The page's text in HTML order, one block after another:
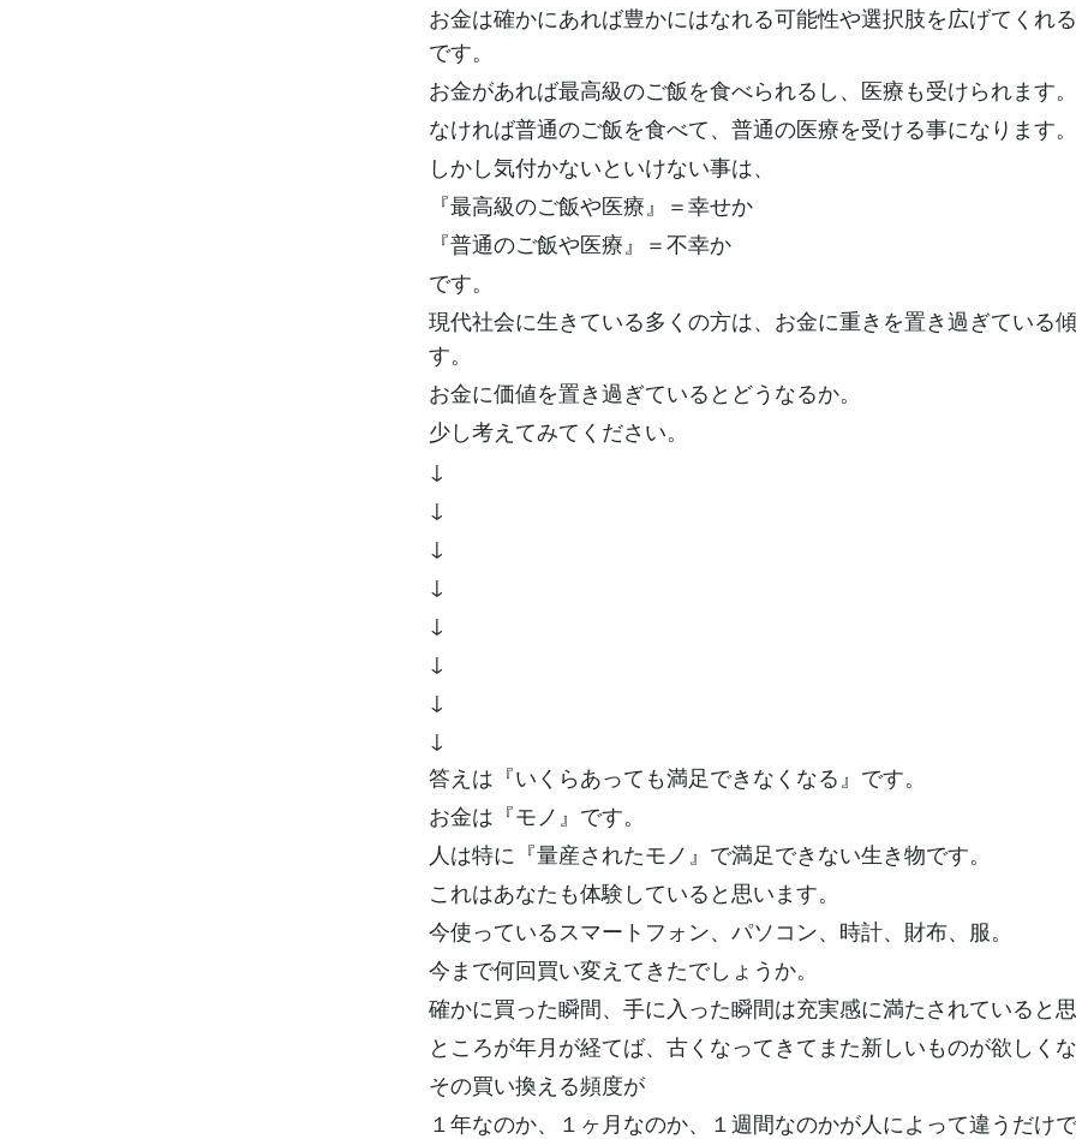
お金は確かにあれば豊かにはなれる可能性や選択肢を広げてくれ
です。
お金があれば最高級のご飯を食べられるし、医療も受けられます。
なければ普通のご飯を食べて、普通の医療を受ける事になります。
しかし気付かないといけない事は、
『最高級のご飯や医療』＝幸せか
『普通のご飯や医療』＝不幸か
です。
現代社会に生きている多くの方は、お金に重きを置き過ぎている
す。
お金に価値を置き過ぎているとどうなるか。
少し考えてみてください。
↓
↓
↓
↓
↓
↓
↓
↓
答えは『いくらあっても満足できなくなる』です。
お金は『モノ』です。
人は特に『量産されたモノ』で満足できない生き物です。
これはあなたも体験していると思います。
今使っているスマートフォン、パソコン、時計、財布、服。
今まで何回買い変えてきたでしょうか。
確かに買った瞬間、手に入った瞬間は充実感に満たされていると思
ところが年月が経てば、古くなってきてまた新しいものが欲しくな
その買い換える頻度が
１年なのか、１ヶ月なのか、１週間なのかが人によって違うだけで